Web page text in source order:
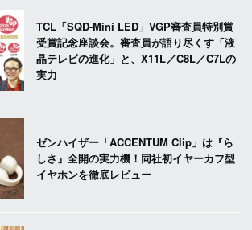
TCL「SQD-Mini LED」VGP審査員特別賞
受賞記念座談会。審査員が語り尽くす「液
晶テレビの進化」と、X11L／C8L／C7Lの
実力
ゼンハイザー「ACCENTUM Clip」は『ら
しさ』全開の実力機！同社初イヤーカフ型
イヤホンを徹底レビュー